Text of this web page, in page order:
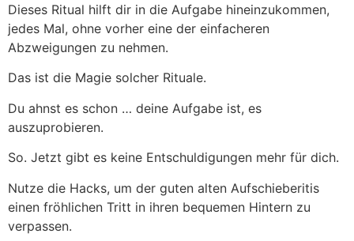
Dieses Ritual hilft dir in die Aufgabe hineinzukommen,
jedes Mal, ohne vorher eine der einfacheren
Abzweigungen zu nehmen.
Das ist die Magie solcher Rituale.
Du ahnst es schon … deine Aufgabe ist, es
auszuprobieren.
So. Jetzt gibt es keine Entschuldigungen mehr für dich.
Nutze die Hacks, um der guten alten Aufschieberitis
einen fröhlichen Tritt in ihren bequemen Hintern zu
verpassen.